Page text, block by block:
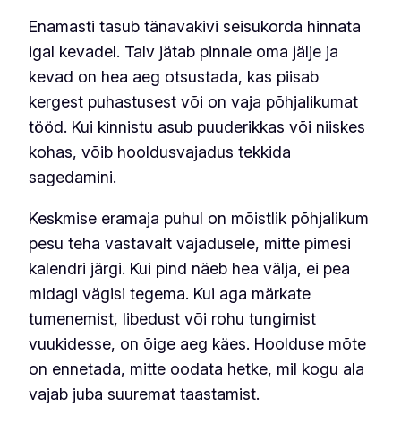
Enamasti tasub tänavakivi seisukorda hinnata
igal kevadel. Talv jätab pinnale oma jälje ja
kevad on hea aeg otsustada, kas piisab
kergest puhastusest või on vaja põhjalikumat
tööd. Kui kinnistu asub puuderikkas või niiskes
kohas, võib hooldusvajadus tekkida
sagedamini.
Keskmise eramaja puhul on mõistlik põhjalikum
pesu teha vastavalt vajadusele, mitte pimesi
kalendri järgi. Kui pind näeb hea välja, ei pea
midagi vägisi tegema. Kui aga märkate
tumenemist, libedust või rohu tungimist
vuukidesse, on õige aeg käes. Hoolduse mõte
on ennetada, mitte oodata hetke, mil kogu ala
vajab juba suuremat taastamist.